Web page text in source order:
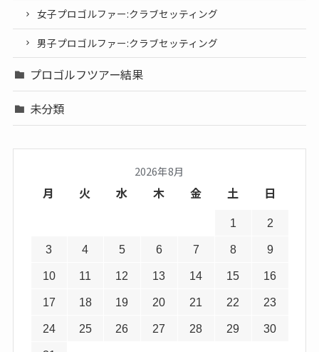
女子プロゴルファー:クラブセッティング
男子プロゴルファー:クラブセッティング
プロゴルフツアー結果
未分類
2026年8月
月 火 水 木 金 土 日
1 2
3 4 5 6 7 8 9
10 11 12 13 14 15 16
17 18 19 20 21 22 23
24 25 26 27 28 29 30